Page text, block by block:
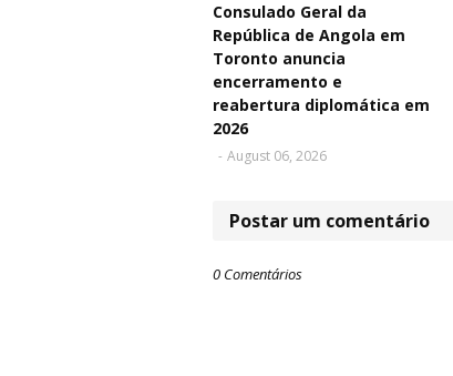
Consulado Geral da
República de Angola em
Toronto anuncia
encerramento e
reabertura diplomática em
2026
- August 06, 2026
Postar um comentário
0 Comentários